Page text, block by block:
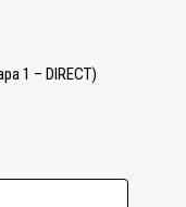
1 – DIRECT)